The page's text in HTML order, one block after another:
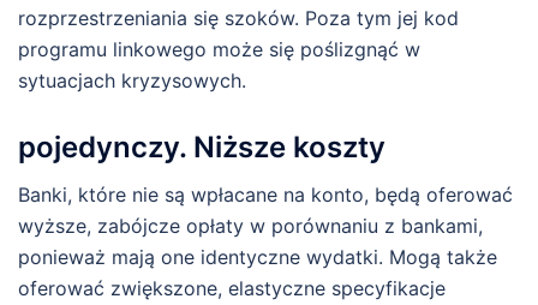
rozprzestrzeniania się szoków. Poza tym jej kod
programu linkowego może się poślizgnąć w
sytuacjach kryzysowych.
pojedynczy. Niższe koszty
Banki, które nie są wpłacane na konto, będą oferować
wyższe, zabójcze opłaty w porównaniu z bankami,
ponieważ mają one identyczne wydatki. Mogą także
oferować zwiększone, elastyczne specyfikacje